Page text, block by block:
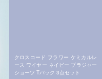
クロスコード フラワー ケミカルレ
ース ワイヤー ネイビー ブラジャー
ショーツ Tバック 3点セット